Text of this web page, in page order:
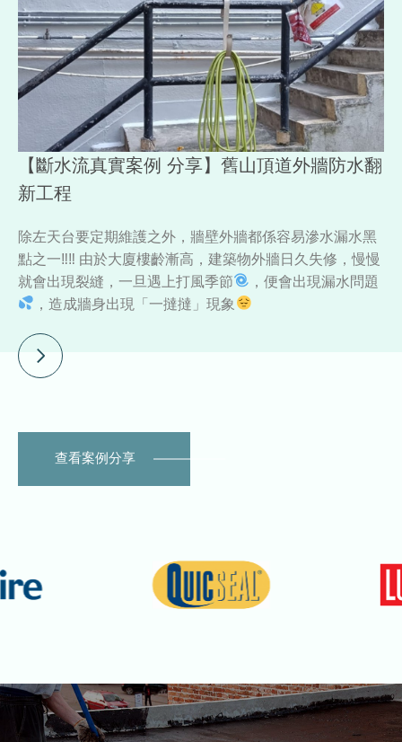
查看案例分享
【斷水流真實案例 分享】舊山頂道外牆防水翻
新工程
除左天台要定期維護之外，牆壁外牆都係容易滲水漏水黑
點之一‼‼ 由於大廈樓齡漸高，建築物外牆日久失修，慢慢
就會出現裂縫，一旦遇上打風季節
，便會出現漏水問題
，造成牆身出現「一撻撻」現象